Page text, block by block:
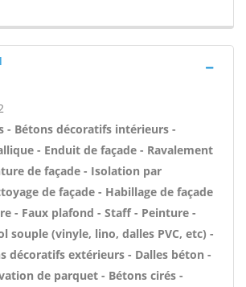
- Bétons décoratifs intérieurs -
- Enduit de façade - Ravalement
de façade - Isolation par
de façade - Habillage de façade
- Faux plafond - Staff - Peinture -
souple (vinyle, lino, dalles PVC, etc) -
décoratifs extérieurs - Dalles béton -
de parquet - Bétons cirés -